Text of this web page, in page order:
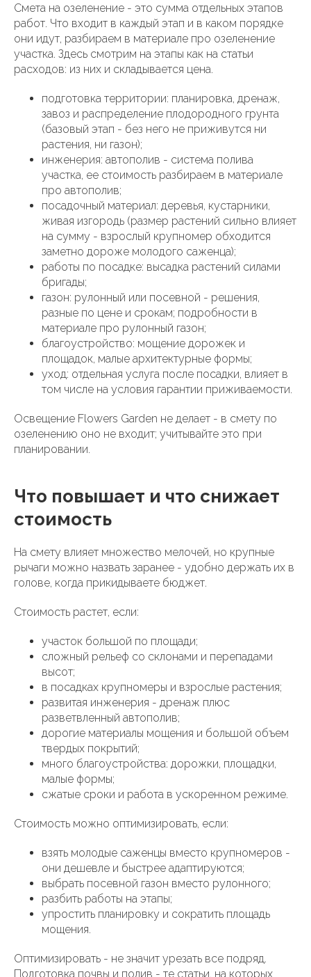
Смета на озеленение - это сумма отдельных этапов
работ. Что входит в каждый этап и в каком порядке
они идут, разбираем в материале про озеленение
участка. Здесь смотрим на этапы как на статьи
расходов: из них и складывается цена.
подготовка территории: планировка, дренаж,
завоз и распределение плодородного грунта
(базовый этап - без него не приживутся ни
растения, ни газон);
инженерия: автополив - система полива
участка, ее стоимость разбираем в материале
про автополив;
посадочный материал: деревья, кустарники,
живая изгородь (размер растений сильно влияет
на сумму - взрослый крупномер обходится
заметно дороже молодого саженца);
работы по посадке: высадка растений силами
бригады;
газон: рулонный или посевной - решения,
разные по цене и срокам; подробности в
материале про рулонный газон;
благоустройство: мощение дорожек и
площадок, малые архитектурные формы;
уход: отдельная услуга после посадки, влияет в
том числе на условия гарантии приживаемости.
Освещение Flowers Garden не делает - в смету по
озеленению оно не входит; учитывайте это при
планировании.
Что повышает и что снижает
стоимость
На смету влияет множество мелочей, но крупные
рычаги можно назвать заранее - удобно держать их в
голове, когда прикидываете бюджет.
Стоимость растет, если:
участок большой по площади;
сложный рельеф со склонами и перепадами
высот;
в посадках крупномеры и взрослые растения;
развитая инженерия - дренаж плюс
разветвленный автополив;
дорогие материалы мощения и большой объем
твердых покрытий;
много благоустройства: дорожки, площадки,
малые формы;
сжатые сроки и работа в ускоренном режиме.
Стоимость можно оптимизировать, если:
взять молодые саженцы вместо крупномеров -
они дешевле и быстрее адаптируются;
выбрать посевной газон вместо рулонного;
разбить работы на этапы;
упростить планировку и сократить площадь
мощения.
Оптимизировать - не значит урезать все подряд.
Подготовка почвы и полив - те статьи, на которых